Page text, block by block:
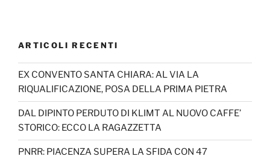
ARTICOLI RECENTI
EX CONVENTO SANTA CHIARA: AL VIA LA
RIQUALIFICAZIONE, POSA DELLA PRIMA PIETRA
DAL DIPINTO PERDUTO DI KLIMT AL NUOVO CAFFE’
STORICO: ECCO LA RAGAZZETTA
PNRR: PIACENZA SUPERA LA SFIDA CON 47